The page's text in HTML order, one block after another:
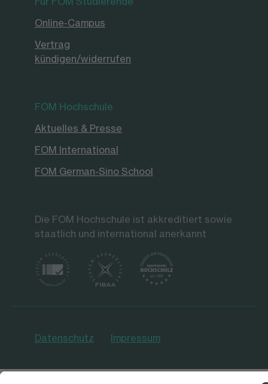
Online-Campus
Vertrag
kündigen/widerrufen
FOM Hochschule
Aktuelles & Presse
FOM International
FOM German-Sino School
Die FOM Hochschule ist akkreditiert sowie
staatlich und international anerkannt
Datenschutz Impressum